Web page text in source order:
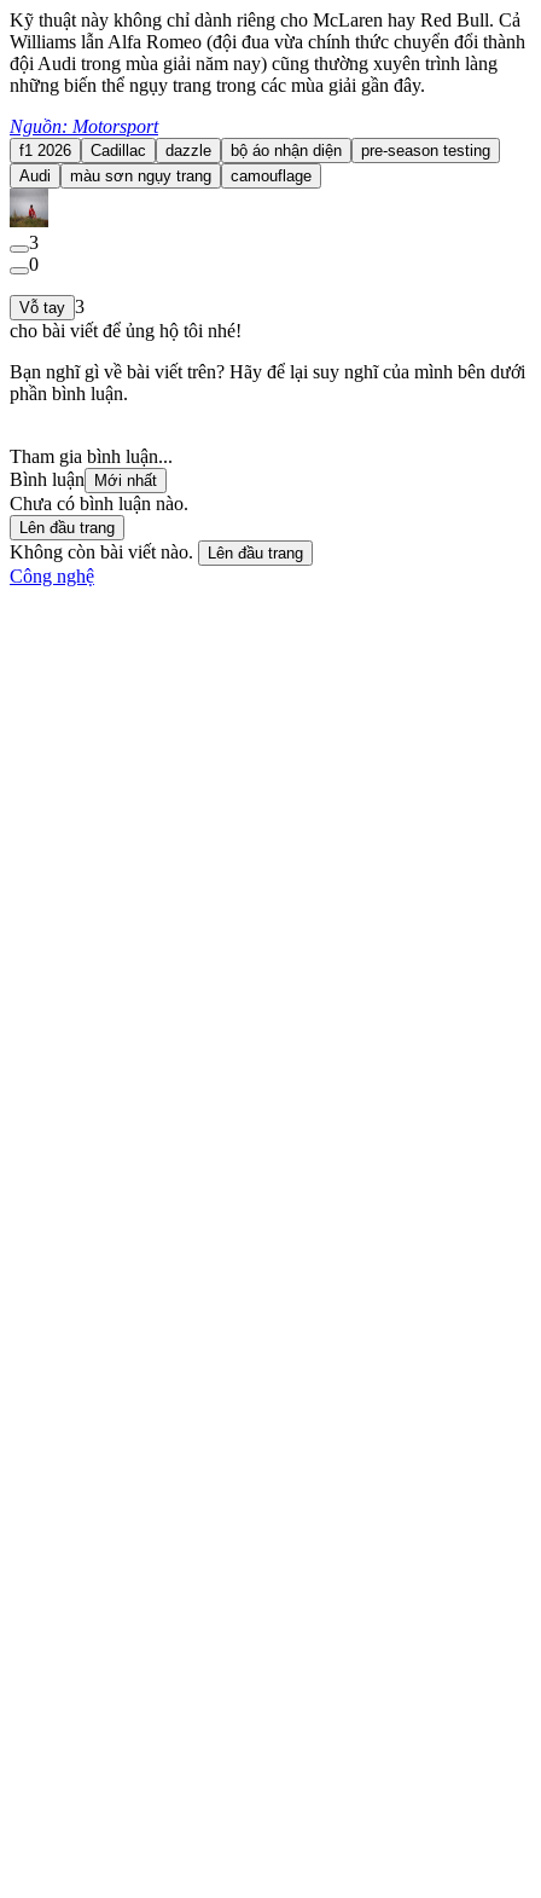
Kỹ thuật này không chỉ dành riêng cho McLaren hay Red Bull. Cả
Williams lẫn Alfa Romeo (đội đua vừa chính thức chuyển đổi thành
đội Audi trong mùa giải năm nay) cũng thường xuyên trình làng
những biến thể ngụy trang trong các mùa giải gần đây.
Nguồn: Motorsport
f1 2026 Cadillac dazzle bộ áo nhận diện
pre-season testing
Audi
màu sơn ngụy trang camouflage
3
0
Vỗ tay 3
cho bài viết để ủng hộ tôi nhé!
Bạn nghĩ gì về bài viết trên? Hãy để lại suy nghĩ của mình bên dưới
phần bình luận.
Tham gia bình luận...
Bình luận
Mới nhất
Chưa có bình luận nào.
Lên đầu trang
Không còn bài viết nào. Lên đầu trang
Công nghệ